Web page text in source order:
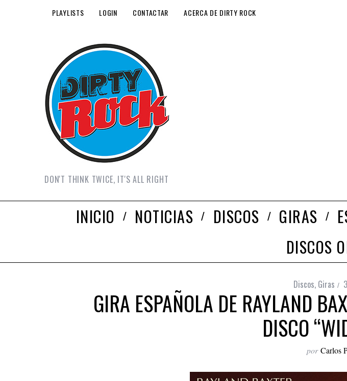
PLAYLISTS LOGIN CONTACTAR ACERCA DE DIRTY ROCK
DON'T THINK TWICE, IT'S ALL RIGHT
INICIO NOTICIAS DISCOS GIRAS
DISCOS
Discos, Giras
GIRA ESPAÑOLA DE RAYLAND
DISCO
por Carlos